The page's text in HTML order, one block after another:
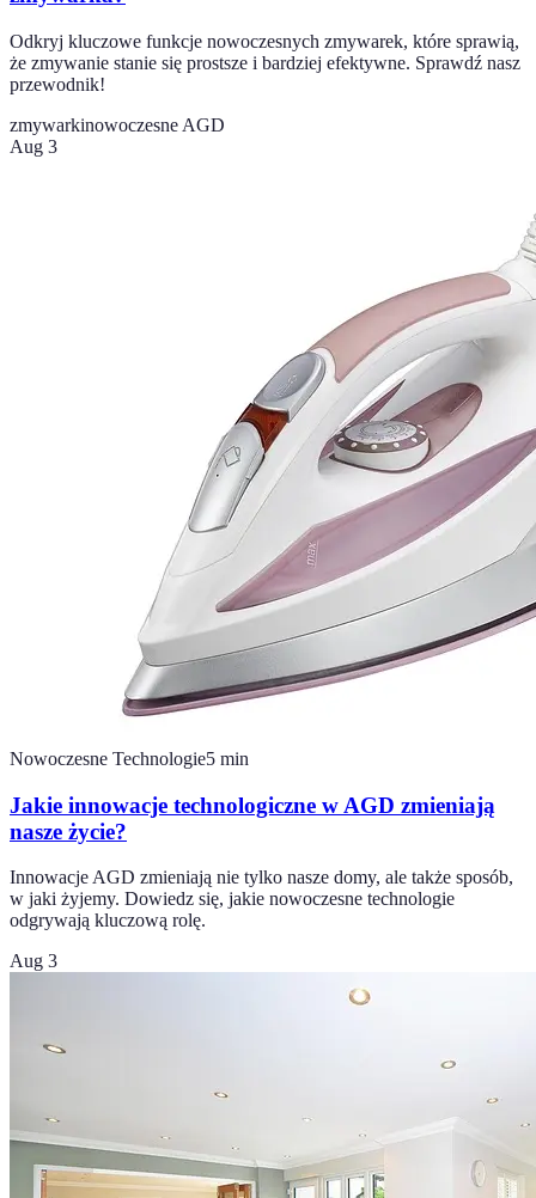
Odkryj kluczowe funkcje nowoczesnych zmywarek, które sprawią,
że zmywanie stanie się prostsze i bardziej efektywne. Sprawdź nasz
przewodnik!
zmywarkinowoczesne AGD
Aug 3
Nowoczesne Technologie5 min
Jakie innowacje technologiczne w AGD zmieniają
nasze życie?
Innowacje AGD zmieniają nie tylko nasze domy, ale także sposób,
w jaki żyjemy. Dowiedz się, jakie nowoczesne technologie
odgrywają kluczową rolę.
Aug 3